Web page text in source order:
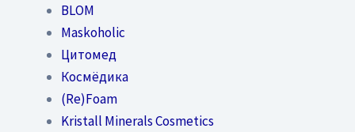
BLOM
Maskoholic
Цитомед
Космёдика
(Re)Foam
Kristall Minerals Cosmetics